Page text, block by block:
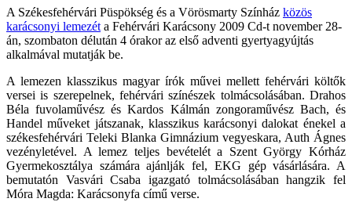
A Székesfehérvári Püspökség és a Vörösmarty Színház közös
karácsonyi lemezét a Fehérvári Karácsony 2009 Cd-t november 28-
án, szombaton délután 4 órakor az első adventi gyertyagyújtás
alkalmával mutatják be.
A lemezen klasszikus magyar írók művei mellett fehérvári költők
versei is szerepelnek, fehérvári színészek tolmácsolásában. Drahos
Béla fuvolaművész és Kardos Kálmán zongoraművész Bach, és
Handel műveket játszanak, klasszikus karácsonyi dalokat énekel a
székesfehérvári Teleki Blanka Gimnázium vegyeskara, Auth Ágnes
vezényletével. A lemez teljes bevételét a Szent György Kórház
Gyermekosztálya számára ajánlják fel, EKG gép vásárlására. A
bemutatón Vasvári Csaba igazgató tolmácsolásában hangzik fel
Móra Magda: Karácsonyfa című verse.